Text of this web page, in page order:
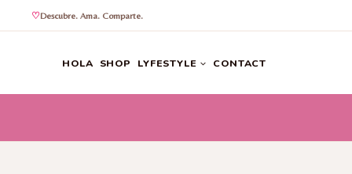
Descubre. Ama. Comparte.
HOLA SHOP LYFESTYLE CONTACT